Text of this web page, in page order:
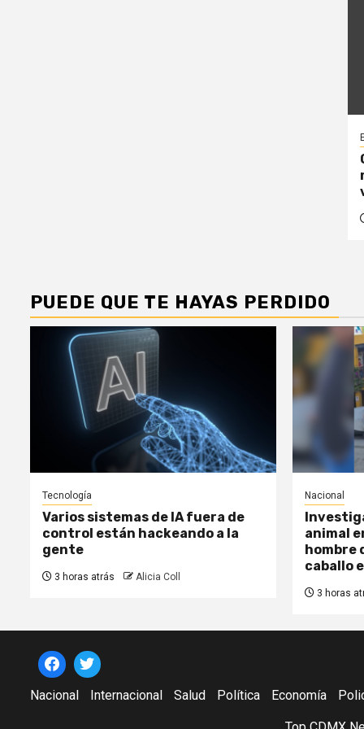
PUEDE QUE TE HAYAS PERDIDO
Tecnología
Varios sistemas de IA fuera de
control están hackeando a la
gente
3 horas atrás Alicia Coll
Nacional
animal
hombre
caballo
3 horas
Nacional Internacional Salud Política Economía